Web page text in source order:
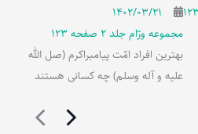
۱۴۰۲/۰۳/۲۱
مجموعه ورّام جلد 2 صفحه 123
بهترین افراد امّت پیامبراکرم (صل الله
علیه و آله وسلم) چه کسانی هستند